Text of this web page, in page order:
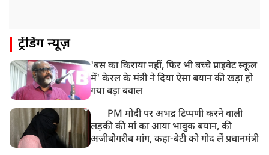
UP: लखनऊ में चलती कार में लगी आग, युवक की जिंदा जलकर
ट्रेंडिंग न्यूज़
'बस का किराया नहीं, फिर भी बच्चे प्राइवेट स्कूल
में' केरल के मंत्री ने दिया ऐसा बयान की खड़ा हो
गया बड़ा बवाल
PM मोदी पर अभद्र टिप्पणी करने वाली
लड़की की मां का आया भावुक बयान, की
अजीबोगरीब मांग, कहा-बेटी को गोद लें प्रधानमंत्री